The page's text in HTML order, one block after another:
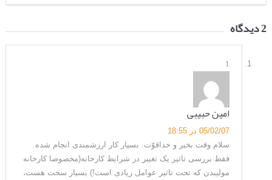
2 دیدگاه
1
امین حبیبی
05/02/07 در 18:55
سلام وقت بخیر و خداقوّت. بسیار کار ارزشمندی انجام شده.
فقط بررسی تاثیر یک تغییر در شرایط کارخانه(مخصوصا کارخانه
مولیبدن که تحت تاثیر عوامل زیادی است!) بسیار سخت هست،